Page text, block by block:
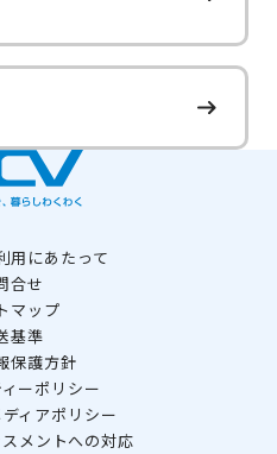
用にあたって
合せ
マップ
基準
保護方針
ーポリシー
ィアポリシー
メントへの対応